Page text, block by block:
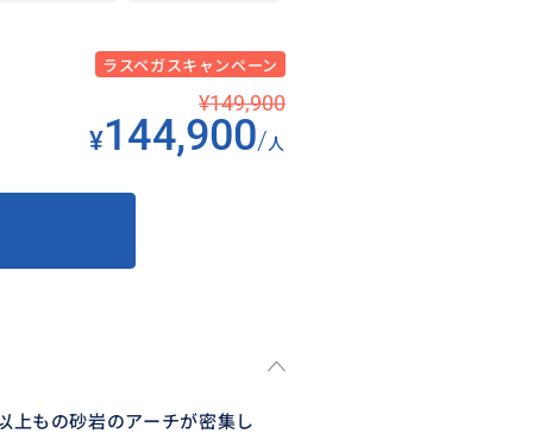
ラスベガスキャンペーン
¥149,900
¥144,900/人
上もの砂岩のアーチが密集し